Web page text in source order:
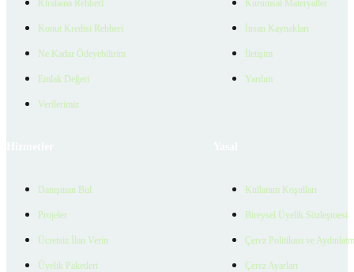
Kiralama Rehberi
Konut Kredisi Rehberi
Ne Kadar Ödeyebilirim
Emlak Değeri
Verilerimiz
Kurumsal Materyaller
İnsan Kaynakları
İletişim
Yardım
Danışman Bul
Projeler
Ücretsiz İlan Verin
Üyelik Paketleri
Kullanım Koşulları
Bireysel Üyelik Sözleşmesi
Çerez Politikası ve
Çerez Ayarları